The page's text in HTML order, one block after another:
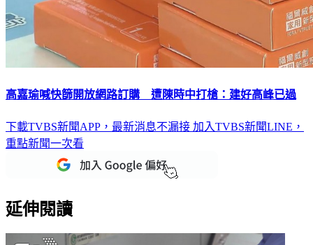
下載TVBS新聞APP，最新消息不漏接
重點新聞一次看